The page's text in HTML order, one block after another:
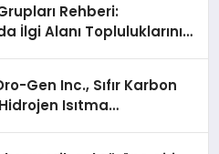
Rehberi:
İlgi Alanı Topluluklarını
Gen Inc., Sıfır Karbon
Isıtma